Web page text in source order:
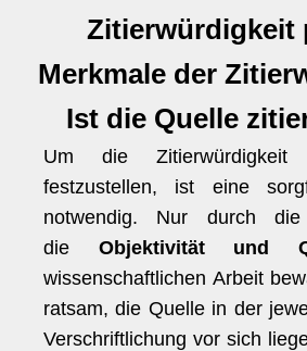
Zitierwürdigkeit
Merkmale der
Ist die Quelle
Um die Zitierwürdigkeit
festzustellen, ist eine
notwendig. Nur durch
die Objektivität und
wissenschaftlichen Arbeit
ratsam, die Quelle in der
Verschriftlichung vor sich